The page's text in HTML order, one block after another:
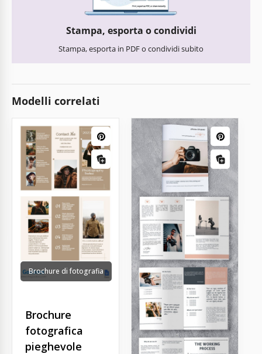
Stampa, esporta o condividi
Stampa, esporta in PDF o condividi subito
Modelli correlati
Brochure di fotografia
Brochure
fotografica
pieghevole